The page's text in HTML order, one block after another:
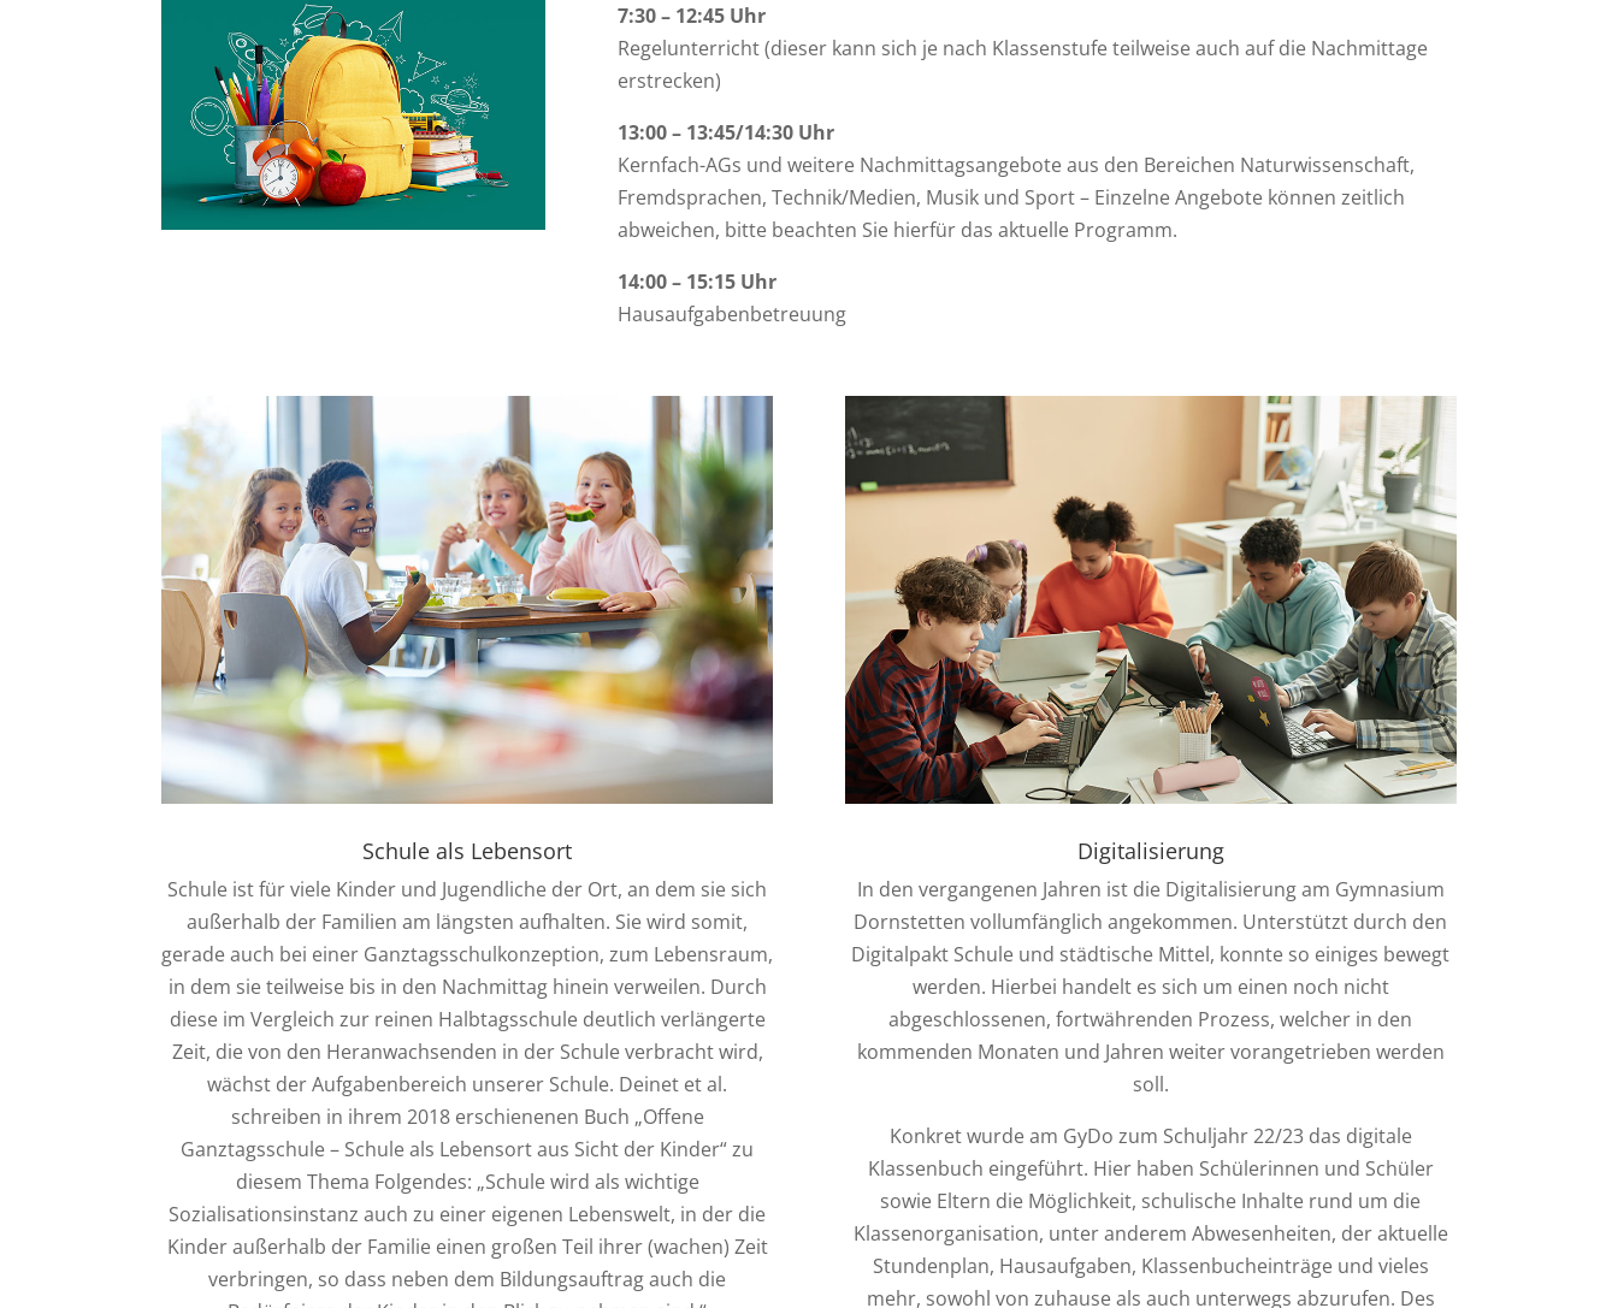
7:30 – 12:45 Uhr
Regelunterricht (dieser kann sich je nach Klassenstufe teilweise auch auf die Nachmittage
erstrecken)
13:00 – 13:45/14:30 Uhr
Kernfach-AGs und weitere Nachmittagsangebote aus den Bereichen Naturwissenschaft,
Fremdsprachen, Technik/Medien, Musik und Sport – Einzelne Angebote können zeitlich
abweichen, bitte beachten Sie hierfür das aktuelle Programm.
14:00 – 15:15 Uhr
Hausaufgabenbetreuung
Schule als Lebensort
Schule ist für viele Kinder und Jugendliche der Ort, an dem sie sich
außerhalb der Familien am längsten aufhalten. Sie wird somit,
gerade auch bei einer Ganztagsschulkonzeption, zum Lebensraum,
in dem sie teilweise bis in den Nachmittag hinein verweilen. Durch
diese im Vergleich zur reinen Halbtagsschule deutlich verlängerte
Zeit, die von den Heranwachsenden in der Schule verbracht wird,
wächst der Aufgabenbereich unserer Schule. Deinet et al.
schreiben in ihrem 2018 erschienenen Buch „Offene
Ganztagsschule – Schule als Lebensort aus Sicht der Kinder“ zu
diesem Thema Folgendes: „Schule wird als wichtige
Sozialisationsinstanz auch zu einer eigenen Lebenswelt, in der die
Kinder außerhalb der Familie einen großen Teil ihrer (wachen) Zeit
verbringen, so dass neben dem Bildungsauftrag auch die
Digitalisierung
In den vergangenen Jahren ist die Digitalisierung am Gymnasium
Dornstetten vollumfänglich angekommen. Unterstützt durch den
Digitalpakt Schule und städtische Mittel, konnte so einiges bewegt
werden. Hierbei handelt es sich um einen noch nicht
abgeschlossenen, fortwährenden Prozess, welcher in den
kommenden Monaten und Jahren weiter vorangetrieben werden
soll.
Konkret wurde am GyDo zum Schuljahr 22/23 das digitale
Klassenbuch eingeführt. Hier haben Schülerinnen und Schüler
sowie Eltern die Möglichkeit, schulische Inhalte rund um die
Klassenorganisation, unter anderem Abwesenheiten, der aktuelle
Stundenplan, Hausaufgaben, Klassenbucheinträge und vieles
mehr, sowohl von zuhause als auch unterwegs abzurufen. Des